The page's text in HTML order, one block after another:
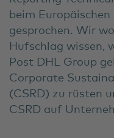
beim
gesprochen. Wir
Hufschlag wissen,
Post DHL Group
Corporate
(CSRD) zu rüsten
CSRD auf